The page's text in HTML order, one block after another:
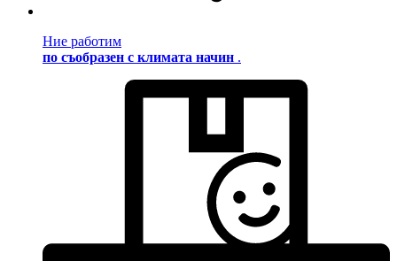
Ние работим
по съобразен с климата начин .